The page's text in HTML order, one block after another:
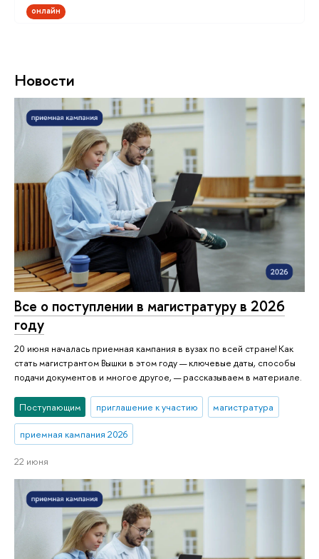
онлайн
Новости
Все о поступлении в магистратуру в 2026
году
20 июня началась приемная кампания в вузах по всей стране! Как
стать магистрантом Вышки в этом году — ключевые даты, способы
подачи документов и многое другое, — рассказываем в материале.
Поступающим приглашение к участию магистратура
приемная кампания 2026
22 июня